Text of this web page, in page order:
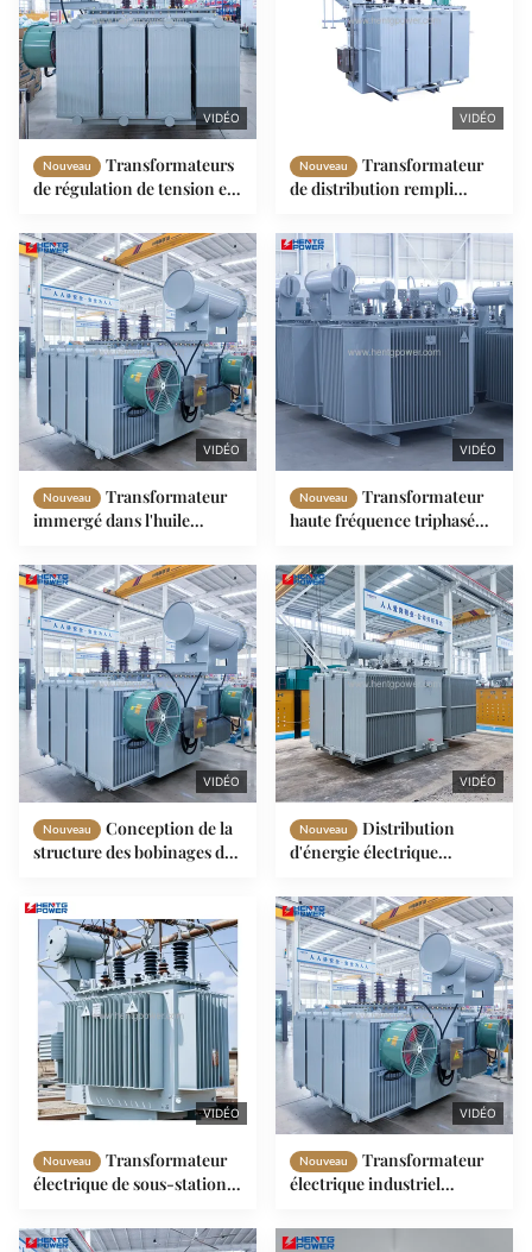
VIDÉO
Nouveau
Transformateurs
de régulation de tension en
Extérieur Type Huile
Entièrement Scellé
VIDÉO
Nouveau
Transformateur
de distribution rempli
électronique triphasé 1500
Kva 1600 Kva 2500kva
VIDÉO
Nouveau
Transformateur
immergé dans l'huile
en cuivre 2000kVA 3 phase
3150kVA 35kV vecteur Yd11
VIDÉO
Nouveau
Transformateur
haute fréquence triphasé
industrielle, sortie de
tension stable 35kV
1600kVA
VIDÉO
Nouveau
Conception de la
structure des bobinages de
puissance immergés dans
l'huile MV 800-1500kVA,
norme CEI
VIDÉO
Nouveau
Distribution
d'énergie électrique
station immergé dans
l'huile à 3 phases de haute
tension de 35 kV à 630-3150
kV
VIDÉO
Nouveau
Transformateur
électrique de sous-station
à 3,15kV/6,3kV/10,5kV
VIDÉO
Nouveau
Transformateur
électrique industriel
dans l'huile, logo OEM